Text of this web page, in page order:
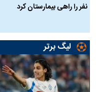
نفر را راهی بیمارستان کرد
لیگ برتر